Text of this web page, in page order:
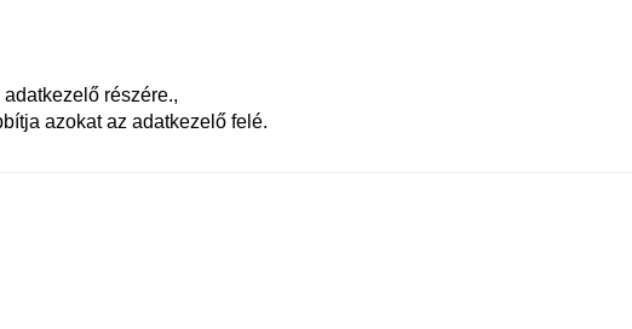
részére.,
azokat az adatkezelő felé.